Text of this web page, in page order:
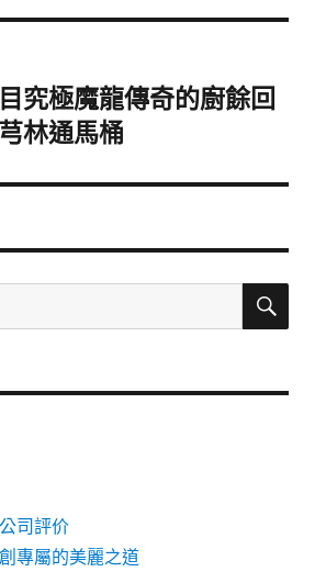
究極魔龍傳奇的廚餘回
林通馬桶
搜
司評价
專屬的美麗之道